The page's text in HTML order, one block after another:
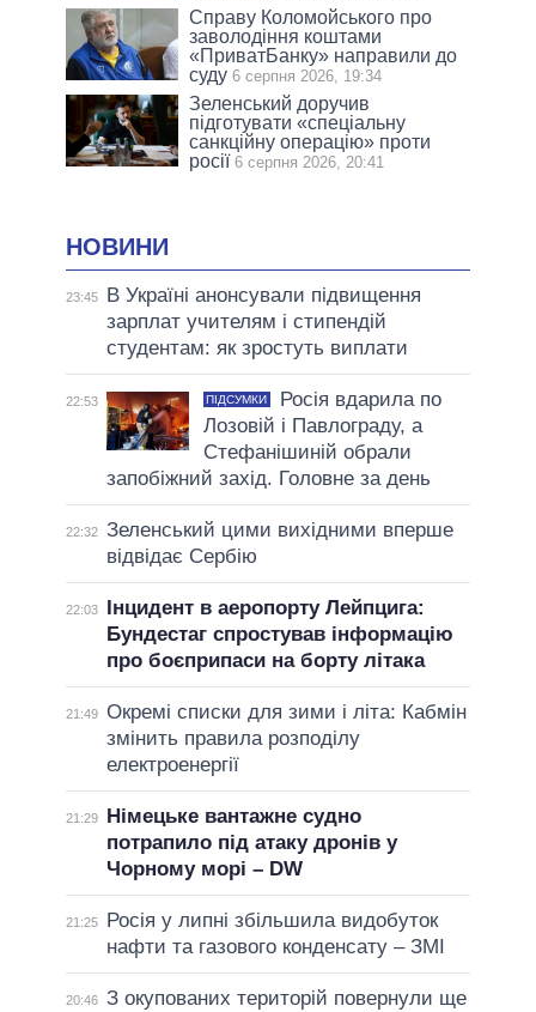
Справу Коломойського про
заволодіння коштами
«ПриватБанку» направили до
суду 6 серпня 2026, 19:34
Зеленський доручив
підготувати «спеціальну
санкційну операцію» проти
росії 6 серпня 2026, 20:41
НОВИНИ
23:45
В Україні анонсували підвищення
зарплат учителям і стипендій
студентам: як зростуть виплати
22:53 ПІДСУМКИ
Росія вдарила по
Лозовій і Павлограду, а
Стефанішиній обрали
запобіжний захід. Головне за день
22:32 Зеленський цими вихідними вперше
відвідає Сербію
22:03
Інцидент в аеропорту Лейпцига:
Бундестаг спростував інформацію
про боєприпаси на борту літака
21:49 Окремі списки для зими і літа: Кабмін
змінить правила розподілу
електроенергії
21:29
Німецьке вантажне судно
потрапило під атаку дронів у
Чорному морі – DW
21:25
Росія у липні збільшила видобуток
нафти та газового конденсату – ЗМІ
20:46 З окупованих територій повернули ще